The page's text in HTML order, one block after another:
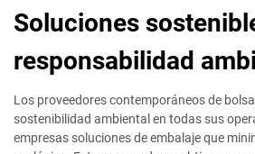
Soluciones
responsabilidad
Los proveedores contemporáneos de
sostenibilidad ambiental en todas sus
empresas soluciones de embalaje que